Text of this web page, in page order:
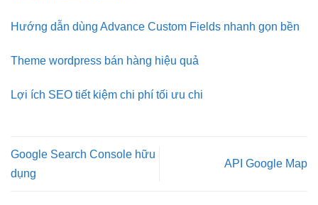
Hướng dẫn dùng Advance Custom Fields nhanh gọn bền
Theme wordpress bán hàng hiệu quả
Lợi ích SEO tiết kiệm chi phí tối ưu chi
Google Search Console hữu
dụng
API Google Map